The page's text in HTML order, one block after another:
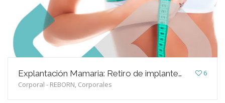
BLOG
6
Explantación Mamaria: Retiro de implantes
Corporal - REBORN, Corporales